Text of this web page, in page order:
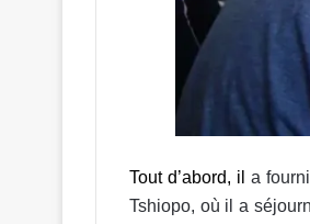
Tout d’abord, il a
Tshiopo, où il a